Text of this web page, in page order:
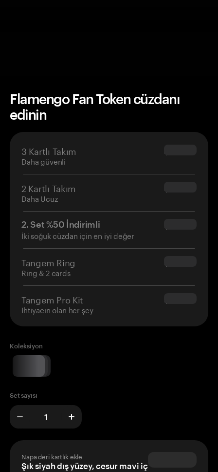
Flamengo Fan Token cüzdanı
edinin
3 Kartlı Takım
Daha güvenli
$69.90
2 Kartlı Takım
Daha Ucuz
$54.90
2. Set %50 İndirimli
İki soğuk cüzdan için en iyi değer
$34.95
Tangem Ring
Ring & 2 cards
$160.00
Tangem Pro Kit
İhtiyacın olan her şey
$180.00
Koleksiyon
Set sayısı
Napa deri kartlık ekle
Şık siyah dış yüzey, cesur mavi iç